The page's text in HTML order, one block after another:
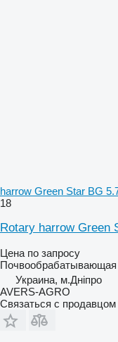
harrow Green Star BG
18
Rotary harrow Green
Цена по запросу
Почвообрабатывающая
Украина, м.Дніпро
AVERS-AGRO
Связаться с продавцом